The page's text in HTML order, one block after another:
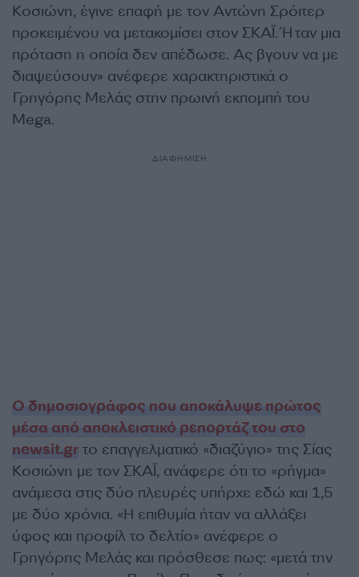
Κοσιώνη, έγινε επαφή με τον Αντώνη Σρόιτερ
προκειμένου να μετακομίσει στον ΣΚΑΪ. Ήταν μια
πρόταση η οποία δεν απέδωσε. Ας βγουν να με
διαψεύσουν» ανέφερε χαρακτηριστικά ο
Γρηγόρης Μελάς στην πρωινή εκπομπή του
Mega.
ΔΙΑΦΗΜΙΣΗ
Ο δημοσιογράφος που αποκάλυψε πρώτος
μέσα από αποκλειστικό ρεπορτάζ του στο
newsit.gr το επαγγελματικό «διαζύγιο» της Σίας
Κοσιώνη με τον ΣΚΑΪ, ανάφερε ότι το «ρήγμα»
ανάμεσα στις δύο πλευρές υπήρχε εδώ και 1,5
με δύο χρόνια. «Η επιθυμία ήταν να αλλάξει
ύφος και προφίλ το δελτίο» ανέφερε ο
Γρηγόρης Μελάς και πρόσθεσε πως: «μετά την